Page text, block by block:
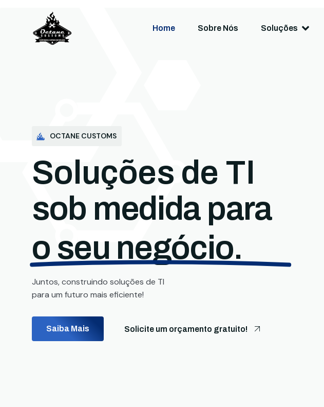
Home Sobre Nós Soluções
OCTANE CUSTOMS
Soluções de TI
sob medida para
o seu negócio.
Juntos, construindo soluções de TI
para um futuro mais eficiente!
Saiba Mais Solicite um orçamento gratuito!